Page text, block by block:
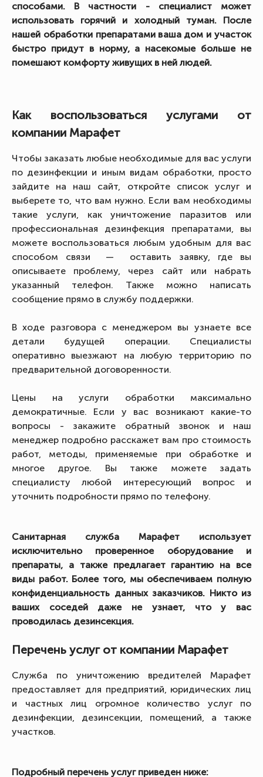
способами. В частности - специалист может
использовать горячий и холодный туман. После
нашей обработки препаратами ваша дом и участок
быстро придут в норму, а насекомые больше не
помешают комфорту живущих в ней людей.
Как воспользоваться услугами от
компании Марафет
Чтобы заказать любые необходимые для вас услуги
по дезинфекции и иным видам обработки, просто
зайдите на наш сайт, откройте список услуг и
выберете то, что вам нужно. Если вам необходимы
такие услуги, как уничтожение паразитов или
профессиональная дезинфекция препаратами, вы
можете воспользоваться любым удобным для вас
способом связи — оставить заявку, где вы
описываете проблему, через сайт или набрать
указанный телефон. Также можно написать
сообщение прямо в службу поддержки.
В ходе разговора с менеджером вы узнаете все
детали будущей операции. Специалисты
оперативно выезжают на любую территорию по
предварительной договоренности.
Цены на услуги обработки максимально
демократичные. Если у вас возникают какие-то
вопросы - закажите обратный звонок и наш
менеджер подробно расскажет вам про стоимость
работ, методы, применяемые при обработке и
многое другое. Вы также можете задать
специалисту любой интересующий вопрос и
уточнить подробности прямо по телефону.
Санитарная служба Марафет использует
исключительно проверенное оборудование и
препараты, а также предлагает гарантию на все
виды работ. Более того, мы обеспечиваем полную
конфиденциальность данных заказчиков. Никто из
ваших соседей даже не узнает, что у вас
проводилась дезинсекция.
Перечень услуг от компании Марафет
Служба по уничтожению вредителей Марафет
предоставляет для предприятий, юридических лиц
и частных лиц огромное количество услуг по
дезинфекции, дезинсекции, помещений, а также
участков.
Подробный перечень услуг приведен ниже: